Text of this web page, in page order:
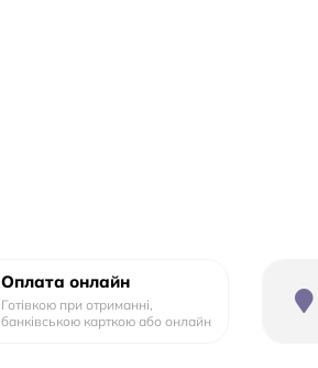
Оплата онлайн
Готівкою при отриманні,
банківською карткою або онлайн